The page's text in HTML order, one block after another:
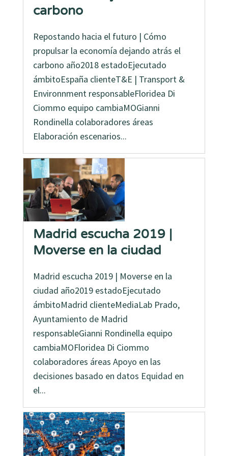
carbono
Repostando hacia el futuro | Cómo
propulsar la economía dejando atrás el
carbono año2018 estadoEjecutado
ámbitoEspaña clienteT&E | Transport &
Environnment responsableFloridea Di
Ciommo equipo cambiaMOGianni
Rondinella colaboradores áreas
Elaboración escenarios...
Madrid escucha 2019 |
Moverse en la ciudad
Madrid escucha 2019 | Moverse en la
ciudad año2019 estadoEjecutado
ámbitoMadrid clienteMediaLab Prado,
Ayuntamiento de Madrid
responsableGianni Rondinella equipo
cambiaMOFloridea Di Ciommo
colaboradores áreas Apoyo en las
decisiones basado en datos Equidad en
el...